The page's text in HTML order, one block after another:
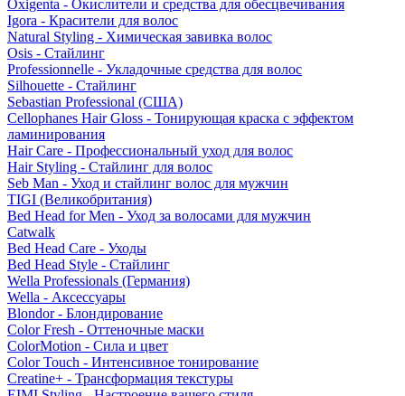
Oxigenta - Окислители и средства для обесцвечивания
Igora - Красители для волос
Natural Styling - Химическая завивка волос
Osis - Стайлинг
Professionnelle - Укладочные средства для волос
Silhouette - Стайлинг
Sebastian Professional (США)
Cellophanes Hair Gloss - Тонирующая краска с эффектом
ламинирования
Hair Care - Профессиональный уход для волос
Hair Styling - Стайлинг для волос
Seb Man - Уход и стайлинг волос для мужчин
TIGI (Великобритания)
Bed Head for Men - Уход за волосами для мужчин
Catwalk
Bed Head Care - Уходы
Bed Head Style - Стайлинг
Wella Professionals (Германия)
Wella - Аксессуары
Blondor - Блондирование
Color Fresh - Оттеночные маски
ColorMotion - Сила и цвет
Color Touch - Интенсивное тонирование
Creatine+ - Трансформация текстуры